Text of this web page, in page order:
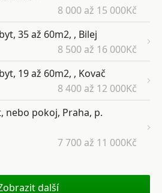
8 000 až 15 000Kč
35 až 60m2, , Bilej
8 500 až 16 000Kč
19 až 60m2, , Kovač
8 400 až 12 000Kč
nebo pokoj, Praha, p.
7 700 až 11 000Kč
další